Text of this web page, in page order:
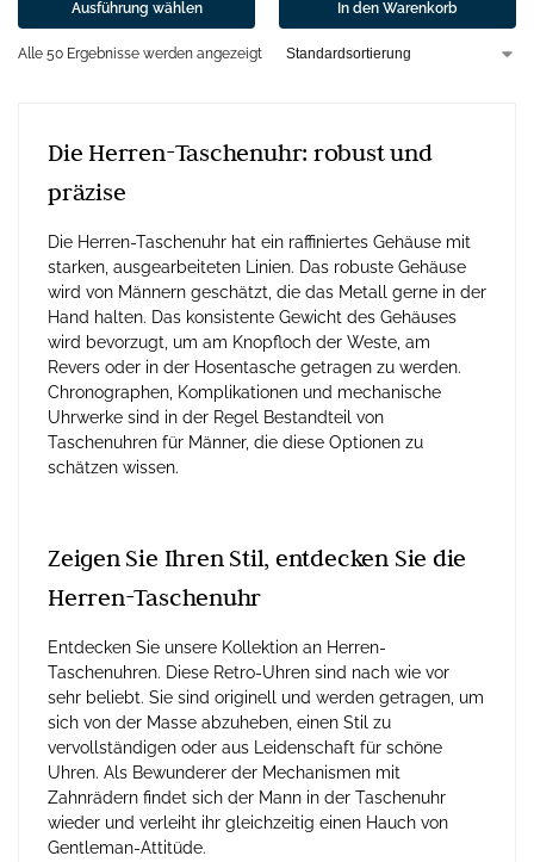
Ausführung wählen In den Warenkorb
Alle 50 Ergebnisse werden angezeigt
Die Herren-Taschenuhr: robust und
präzise
Die Herren-Taschenuhr hat ein raffiniertes Gehäuse mit
starken, ausgearbeiteten Linien. Das robuste Gehäuse
wird von Männern geschätzt, die das Metall gerne in der
Hand halten. Das konsistente Gewicht des Gehäuses
wird bevorzugt, um am Knopfloch der Weste, am
Revers oder in der Hosentasche getragen zu werden.
Chronographen, Komplikationen und mechanische
Uhrwerke sind in der Regel Bestandteil von
Taschenuhren für Männer, die diese Optionen zu
schätzen wissen.
Zeigen Sie Ihren Stil, entdecken Sie die
Herren-Taschenuhr
Entdecken Sie unsere Kollektion an Herren-
Taschenuhren. Diese Retro-Uhren sind nach wie vor
sehr beliebt. Sie sind originell und werden getragen, um
sich von der Masse abzuheben, einen Stil zu
vervollständigen oder aus Leidenschaft für schöne
Uhren. Als Bewunderer der Mechanismen mit
Zahnrädern findet sich der Mann in der Taschenuhr
wieder und verleiht ihr gleichzeitig einen Hauch von
Gentleman-Attitüde.